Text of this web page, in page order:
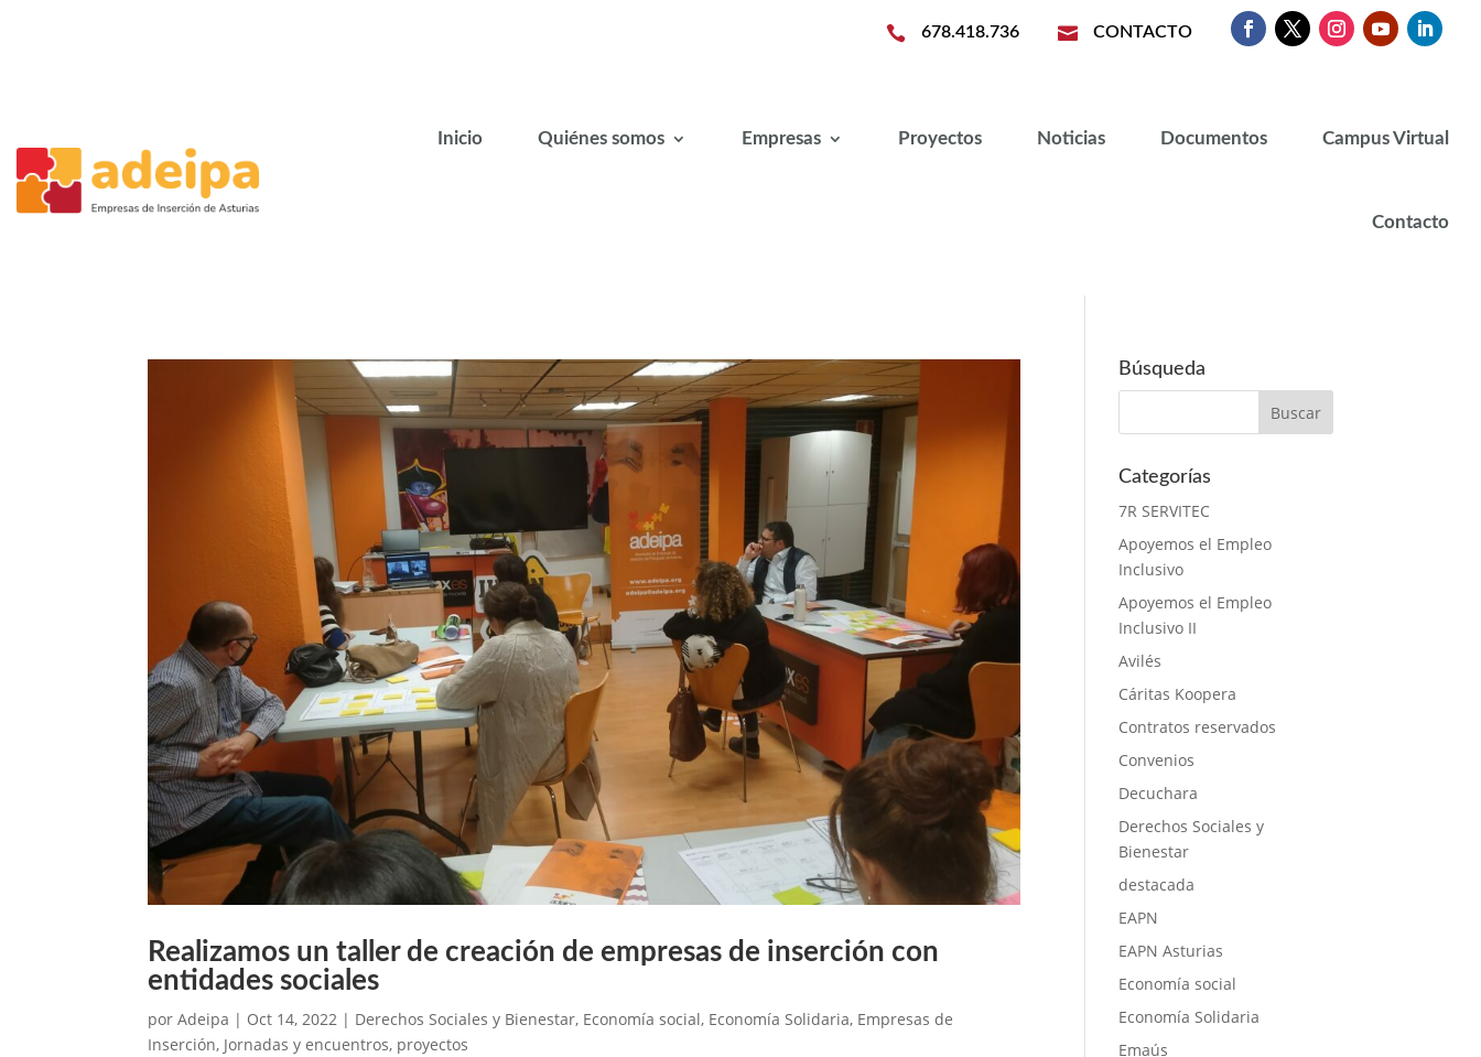
 678.418.736  CONTACTO
Inicio Quiénes somos Empresas Proyectos Noticias Documentos Campus Virtual
Contacto
Realizamos un taller de creación de empresas de inserción con
entidades sociales
porAdeipa | Oct 14, 2022 | Derechos Sociales y Bienestar, Economía social, Economía Solidaria, Empresas de
Inserción, Jornadas y encuentros, proyectos
Búsqueda
Categorías
7R SERVITEC
Apoyemos el Empleo
Inclusivo
Apoyemos el Empleo
Inclusivo II
Avilés
Cáritas Koopera
Contratos reservados
Convenios
Decuchara
Derechos Sociales y
Bienestar
destacada
EAPN
EAPN Asturias
Economía social
Economía Solidaria
Emaús